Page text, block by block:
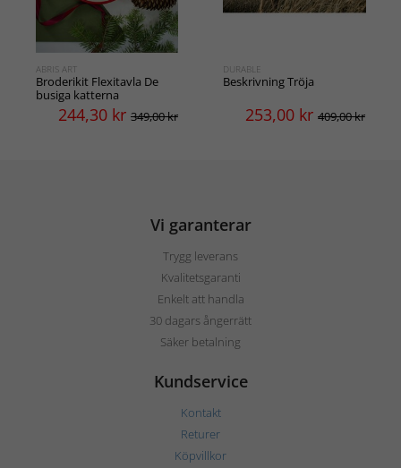
ABRIS ART
Broderikit Flexitavla De
busiga katterna
244,30 kr 349,00 kr
DURABLE
Beskrivning Tröja
253,00 kr 409,00 kr
Vi garanterar
Trygg leverans
Kvalitetsgaranti
Enkelt att handla
30 dagars ångerrätt
Säker betalning
Kundservice
Kontakt
Returer
Köpvillkor